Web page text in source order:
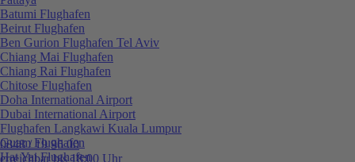
0848 / 19 96 00
erreichbar bis 18:00 Uhr
Batumi Flughafen
Beirut Flughafen
Ben Gurion Flughafen Tel Aviv
Chiang Mai Flughafen
Chiang Rai Flughafen
Chitose Flughafen
Doha International Airport
Dubai International Airport
Flughafen Langkawi Kuala Lumpur
Guam Flughafen
Hat Yai Flughafen